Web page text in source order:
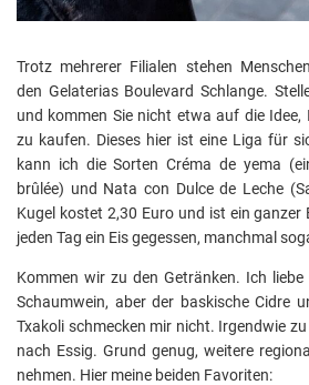
Trotz mehrerer Filialen stehen
den Gelaterias Boulevard Schlange.
und kommen Sie nicht etwa auf die
zu kaufen. Dieses hier ist eine Liga für
kann ich die Sorten Créma de yema
brûlée) und Nata con Dulce de Leche
Kugel kostet 2,30 Euro und ist ein ganzer
jeden Tag ein Eis gegessen, manchmal
Kommen wir zu den Getränken. Ich
Schaumwein, aber der baskische Cidre
Txakoli schmecken mir nicht. Irgendwie
nach Essig. Grund genug, weitere
nehmen. Hier meine beiden Favoriten: